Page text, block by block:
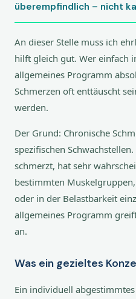
überempfindlich – nicht
An dieser Stelle muss ich
hilft gleich gut. Wer einfach
allgemeines Programm
Schmerzen oft enttäuscht
werden.
Der Grund: Chronische
spezifischen
schmerzt, hat sehr
bestimmten
oder in der Belastbarkeit
allgemeines Programm
an.
Was ein gezieltes
Ein individuell